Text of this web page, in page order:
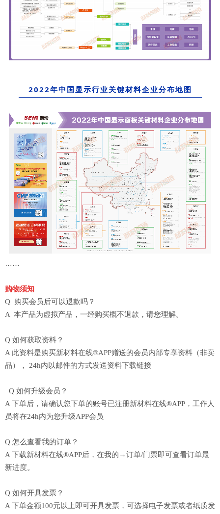
2022年中国显示行业关键材料企业分布地图
……
购物须知
Q 购买会员后可以退款吗？
A 本产品为虚拟产品，一经购买概不退款，请您理解。
Q 如何获取资料？
A 此资料是购买新材料在线®APP赠送的会员内部专享资料（非卖
品）， 24h内以邮件的方式发送资料下载链接
Q 如何升级会员？
A 下单后，请确认您下单的账号已注册新材料在线®APP，工作人
员将在24h内为您升级APP会员
Q 怎么查看我的订单？
A 下载新材料在线®APP后，在我的→订单/门票即可查看订单最
新进度。
Q 如何开具发票？
A 下单金额100元以上即可开具发票，可选择电子发票或者纸质发